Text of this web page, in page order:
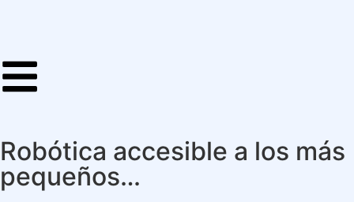
Robótica accesible a los más
pequeños…